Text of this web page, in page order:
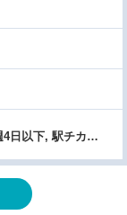
高額年収（1800万円以上）, 勤務週4日以下, 駅チカ・通勤便利, 女性医師におすすめ, 託児所あり